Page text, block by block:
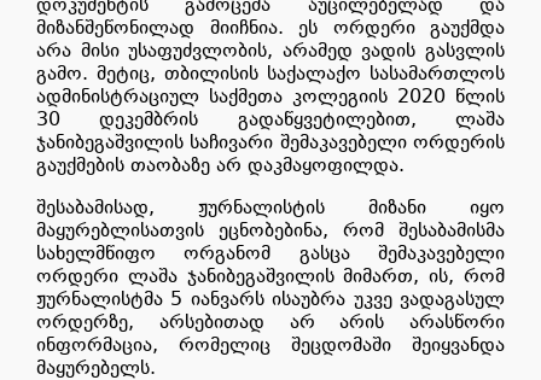
მიზანშეწონილად მიიჩნია. ეს ორდერი გაუქმდა
არა მისი უსაფუძვლობის, არამედ ვადის გასვლის
გამო. მეტიც, თბილისის საქალაქო სასამართლოს
ადმინისტრაციულ საქმეთა კოლეგიის 2020 წლის
30 დეკემბრის გადაწყვეტილებით, ლაშა
ჯანიბეგაშვილის საჩივარი შემაკავებელი ორდერის
გაუქმების თაობაზე არ დაკმაყოფილდა.
შესაბამისად, ჟურნალისტის მიზანი იყო
მაყურებლისათვის ეცნობებინა, რომ შესაბამისმა
სახელმწიფო ორგანომ გასცა შემაკავებელი
ორდერი ლაშა ჯანიბეგაშვილის მიმართ, ის, რომ
ჟურნალისტმა 5 იანვარს ისაუბრა უკვე ვადაგასულ
ორდერზე, არსებითად არ არის არასწორი
ინფორმაცია, რომელიც შეცდომაში შეიყვანდა
მაყურებელს.